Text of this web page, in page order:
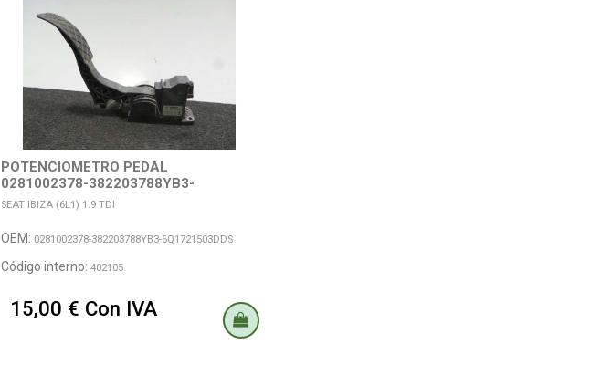
POTENCIOMETRO PEDAL
0281002378-382203788YB3-
6Q1721503DDS...
SEAT IBIZA (6L1) 1.9 TDI
OEM: 0281002378-382203788YB3-6Q1721503DDS
Código interno: 402105
15,00 € Con IVA